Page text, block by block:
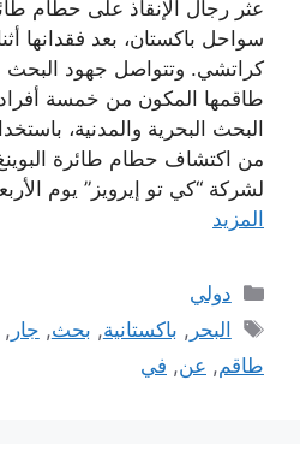
عثر رجال الإنقاذ على حطام
سواحل باكستان، بعد فقدانها
كراتشي. وتتواصل جهود البحث
طاقمها المكون من خمسة
البحث البحرية والمدنية،
لشركة “كي تو إيرويز” يوم
المزيد
التصنيفات
دولي
الوسوم
البحر , باكستانية, بحث, جار ,
طاقم, عن, في